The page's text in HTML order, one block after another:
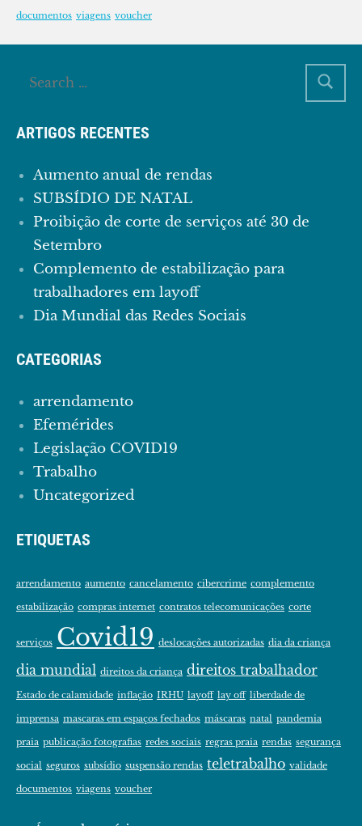
documentos viagens voucher
ARTIGOS RECENTES
Aumento anual de rendas
SUBSÍDIO DE NATAL
Proibição de corte de serviços até 30 de
Setembro
Complemento de estabilização para
trabalhadores em layoff
Dia Mundial das Redes Sociais
CATEGORIAS
arrendamento
Efemérides
Legislação COVID19
Trabalho
Uncategorized
ETIQUETAS
arrendamento aumento cancelamento cibercrime complemento
estabilização compras internet contratos telecomunicações corte
serviços Covid19 deslocações autorizadas dia da criança
dia mundial direitos da criança direitos trabalhador
Estado de calamidade inflação IRHU layoff lay off liberdade de
imprensa mascaras em espaços fechados máscaras natal pandemia
praia publicação fotografias redes sociais regras praia rendas segurança
social seguros subsídio suspensão rendas teletrabalho validade
documentos viagens voucher